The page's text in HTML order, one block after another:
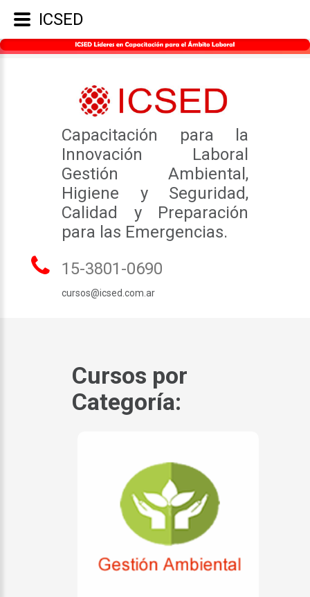
Capacitación para la
Innovación Laboral
Gestión Ambiental,
Higiene y Seguridad,
Calidad y Preparación
para las Emergencias.
15-3801-0690
cursos@icsed.com.ar
Cursos por
Categoría:
ICSED